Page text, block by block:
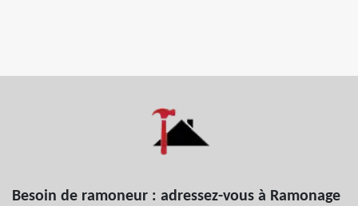
Besoin de ramoneur : adressez-vous à Ramonage